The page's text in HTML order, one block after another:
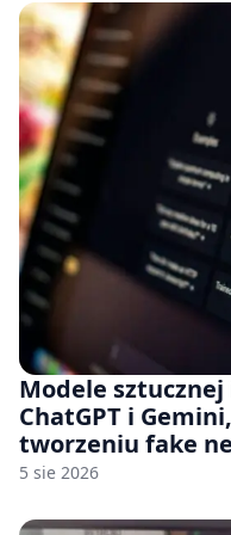
Modele
ChatGPT i
tworzeniu fake
jeśli rozmawiasz
5 sie 2026